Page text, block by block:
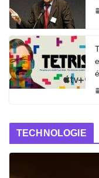
TECHNOLOGIE